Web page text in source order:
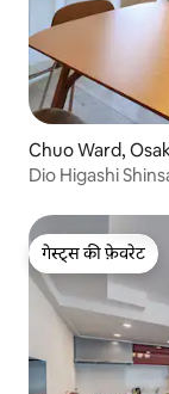
Chuo Ward,
Dio Higashi
केंद्र में, दो डबल बेड
गेस्ट्स की फ़ेवरेट
गेस्ट्स की फ़ेवरेट